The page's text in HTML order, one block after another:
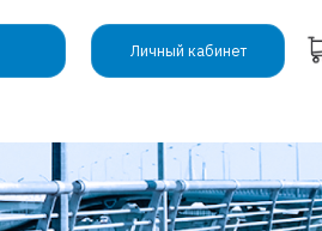
Личный кабинет